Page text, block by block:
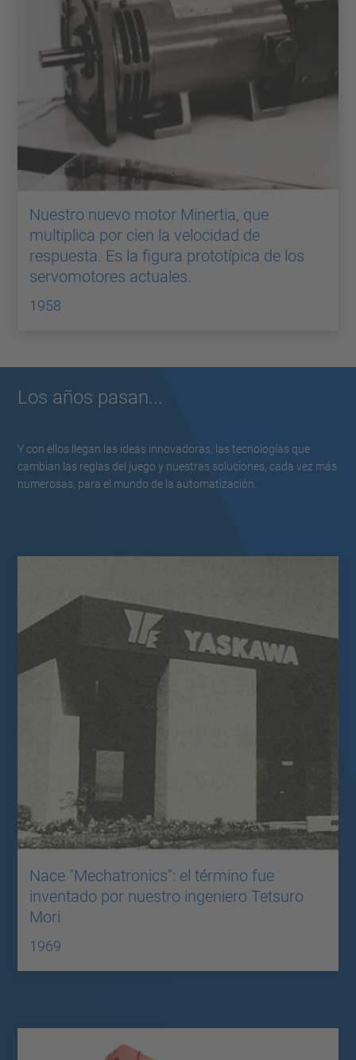
Nuestro nuevo motor Minertia, que
multiplica por cien la velocidad de
respuesta. Es la figura prototípica de los
servomotores actuales.
1958
Los años pasan...
Y con ellos llegan las ideas innovadoras, las tecnologías que
cambian las reglas del juego y nuestras soluciones, cada vez más
numerosas, para el mundo de la automatización.
Nace "Mechatronics": el término fue
inventado por nuestro ingeniero Tetsuro
Mori
1969